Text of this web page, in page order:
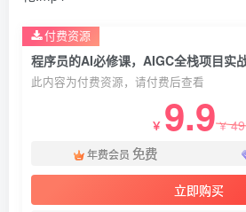
此内容为付费资源，请付费后查看
￥ 9.9￥49
年费会员 免费
立即购买
付费资源